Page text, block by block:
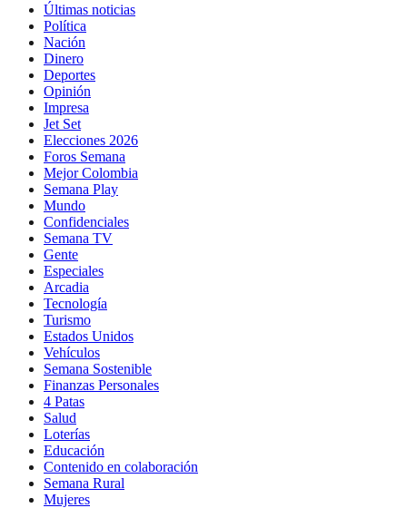
Últimas noticias
Política
Nación
Dinero
Deportes
Opinión
Impresa
Jet Set
Elecciones 2026
Foros Semana
Mejor Colombia
Semana Play
Mundo
Confidenciales
Semana TV
Gente
Especiales
Arcadia
Tecnología
Turismo
Estados Unidos
Vehículos
Semana Sostenible
Finanzas Personales
4 Patas
Salud
Loterías
Educación
Contenido en colaboración
Semana Rural
Mujeres